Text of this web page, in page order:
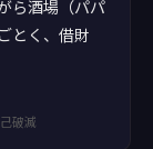
ら酒場（パパ
とく、借財
破滅